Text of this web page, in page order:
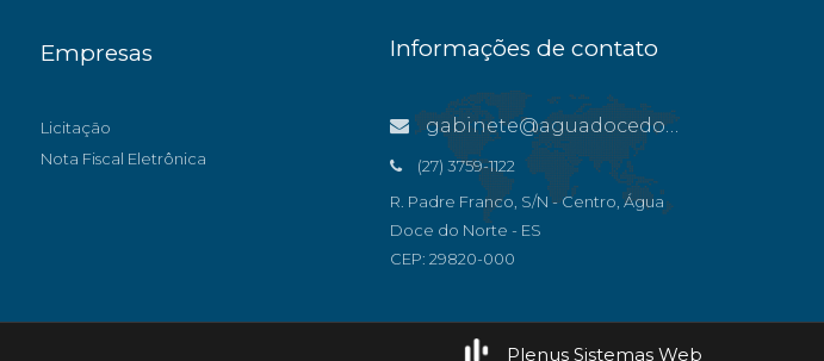
Empresas
Licitação
Nota Fiscal Eletrônica
Informações de contato
gabinete@aguadocedonorte.es.gov.br
(27) 3759-1122
R. Padre Franco, S/N - Centro, Água
Doce do Norte - ES
CEP: 29820-000
Plenus Sistemas Web